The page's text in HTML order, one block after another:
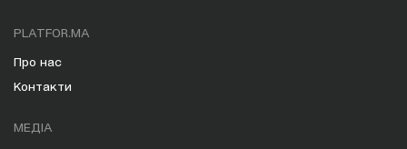
PLATFOR.MA
Про нас
Контакти
МЕДІА